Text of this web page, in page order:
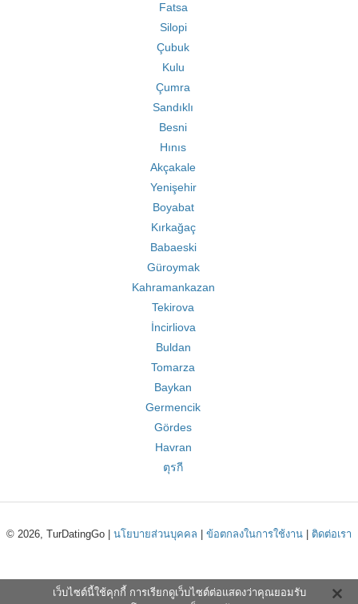
Fatsa
Silopi
Çubuk
Kulu
Çumra
Sandıklı
Besni
Hınıs
Akçakale
Yenişehir
Boyabat
Kırkağaç
Babaeski
Güroymak
Kahramankazan
Tekirova
İncirliova
Buldan
Tomarza
Baykan
Germencik
Gördes
Havran
ตุรกี
© 2026, TurDatingGo | นโยบายส่วนบุคคล ข้อตกลงในการใช้งาน ติดต่อเรา
เว็บไซต์นี้ใช้คุกกี้ การเรียกดูเว็บไซต์ต่อแสดงว่าคุณยอมรับ